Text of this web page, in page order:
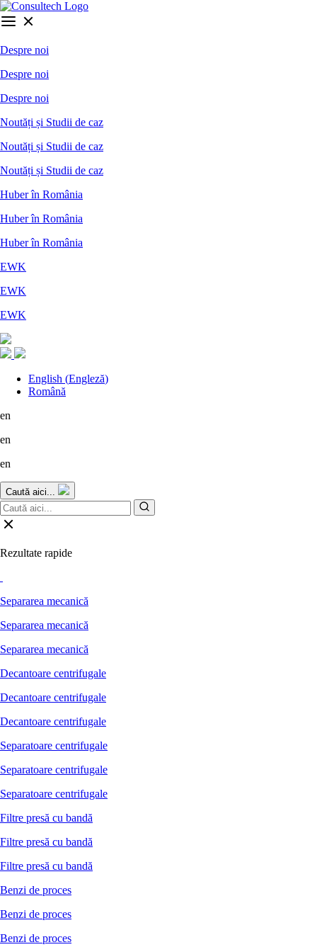
Despre noi
Despre noi
Despre noi
Noutăți și Studii de caz
Noutăți și Studii de caz
Noutăți și Studii de caz
Huber în România
Huber în România
Huber în România
EWK
EWK
EWK
English (Engleză)
Română
en
en
en
Caută aici...
Rezultate rapide
Separarea mecanică
Separarea mecanică
Separarea mecanică
Decantoare centrifugale
Decantoare centrifugale
Decantoare centrifugale
Separatoare centrifugale
Separatoare centrifugale
Separatoare centrifugale
Filtre presă cu bandă
Filtre presă cu bandă
Filtre presă cu bandă
Benzi de proces
Benzi de proces
Benzi de proces